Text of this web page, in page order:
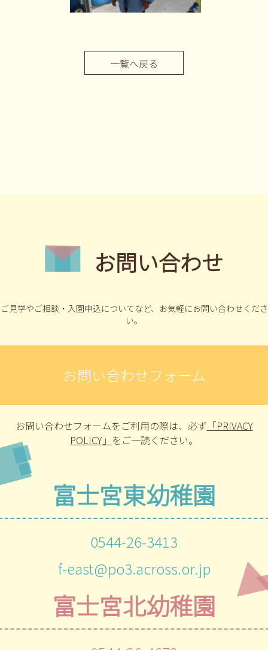
一覧へ戻る
お問い合わせ
ご見学やご相談・入園申込についてなど、 お気軽にお問い合わせくださ
い。
お問い合わせフォーム
お問い合わせフォームをご利用の際は、 必ず 「PRIVACY
POLICY」 をご一読ください。
富士宮東幼稚園
0544-26-3413
f-east@po3.across.or.jp
富士宮北幼稚園